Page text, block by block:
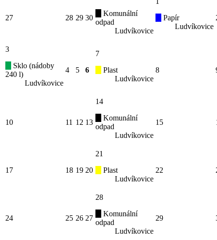
27 28 29 30
Komunální
odpad
Ludvíkovice
Papír
Ludvíkovice
3
Sklo (nádoby
240 l)
Ludvíkovice
4 5 6
7
Plast
Ludvíkovice
8
10 11 12 13
14
Komunální
odpad
Ludvíkovice
15
17 18 19 20
21
Plast
Ludvíkovice
22
24 25 26 27
28
Komunální
odpad
Ludvíkovice
29